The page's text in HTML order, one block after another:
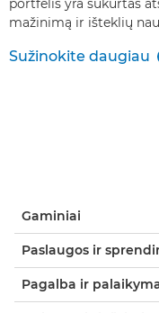
portfelis yra sukurtas
mažinimą ir išteklių
Sužinokite daugiau
Gaminiai
Paslaugos ir
Pagalba ir